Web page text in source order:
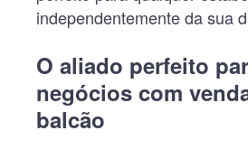
independentemente da sua
O aliado perfeito
negócios com
balcão